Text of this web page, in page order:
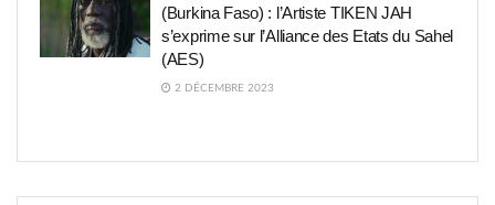
(Burkina Faso) : l’Artiste TIKEN JAH
s’exprime sur l’Alliance des Etats du Sahel
(AES)
2 DÉCEMBRE 2023